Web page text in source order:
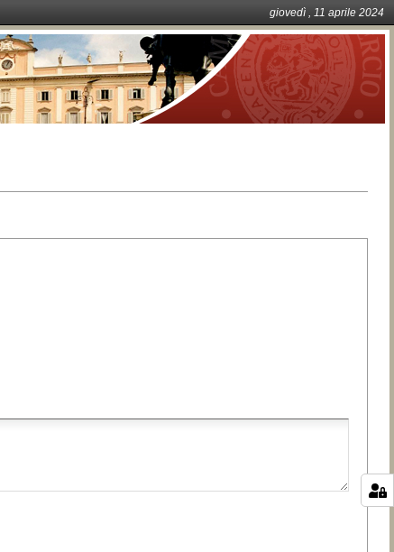
giovedì , 11aprile 2024